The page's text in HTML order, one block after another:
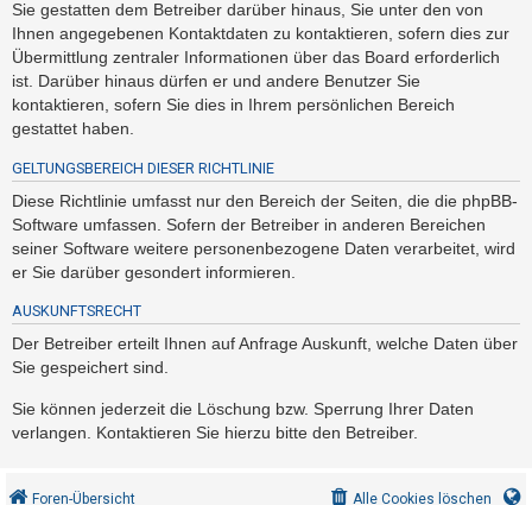
Sie gestatten dem Betreiber darüber hinaus, Sie unter den von
Ihnen angegebenen Kontaktdaten zu kontaktieren, sofern dies zur
Übermittlung zentraler Informationen über das Board erforderlich
ist. Darüber hinaus dürfen er und andere Benutzer Sie
kontaktieren, sofern Sie dies in Ihrem persönlichen Bereich
gestattet haben.
GELTUNGSBEREICH DIESER RICHTLINIE
Diese Richtlinie umfasst nur den Bereich der Seiten, die die phpBB-
Software umfassen. Sofern der Betreiber in anderen Bereichen
seiner Software weitere personenbezogene Daten verarbeitet, wird
er Sie darüber gesondert informieren.
AUSKUNFTSRECHT
Der Betreiber erteilt Ihnen auf Anfrage Auskunft, welche Daten über
Sie gespeichert sind.
Sie können jederzeit die Löschung bzw. Sperrung Ihrer Daten
verlangen. Kontaktieren Sie hierzu bitte den Betreiber.
Foren-Übersicht Alle Cookies löschen